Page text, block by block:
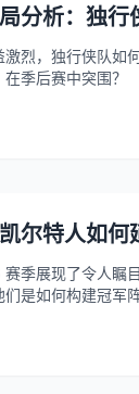
分析：独行
烈，独行侠队如
季后赛中突围？
尔特人如何
季展现了令人瞩
是如何构建冠军